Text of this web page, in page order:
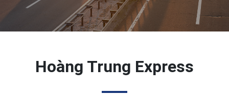
Hoàng Trung Express